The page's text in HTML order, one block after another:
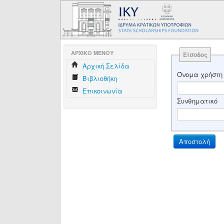
AΡΧΙΚΟ ΜΕΝΟΥ
Aρχική Σελίδα
Βιβλιοθήκη
Επικοινωνία
Είσοδος
Όνομα χρήστη
Συνθηματικό